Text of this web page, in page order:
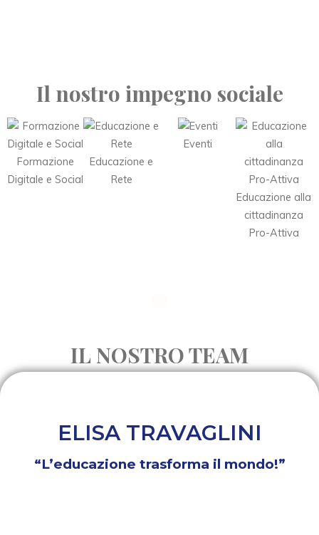
Il nostro impegno sociale
Formazione
Digitale e Social
Educazione e
Rete
Eventi
Educazione alla
cittadinanza
Pro-Attiva
IL NOSTRO TEAM
ELISA TRAVAGLINI
“L’educazione trasforma il mondo!”